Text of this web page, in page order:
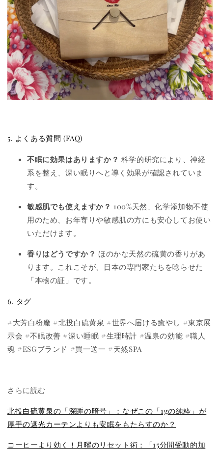
5. よくある質問 (FAQ)
不眠に効果はありますか？ 科学的研究により、神経
系を整え、深い眠りへと導く効果が確認されていま
す。
敏感肌でも使えますか？ 100%天然、化学添加物不使
用のため、お年寄りや敏感肌の方にも安心してお使い
いただけます。
香りはどうですか？ ほのかな天然の硫黄の香りがあ
ります。これこそが、日本の専門家たちを唸らせた
「本物の証」です。
6. タグ
#大芳白粉廠 #北投白硫黄泉 #世界へ届ける癒やし #東京展
示会 #不眠改善 #深い睡眠 #生理時計 #温泉の効能 #職人
魂 #ESGブランド #買一送一 #天然SPA
さらに読む
北投白硫黄泉の「深睡の暗号」：なぜこの「1gの純粋」が
厚手の遮光カーテンよりも安眠をもたらすのか？
コーヒーより効く！月曜のリセット術：「15分間受動的加